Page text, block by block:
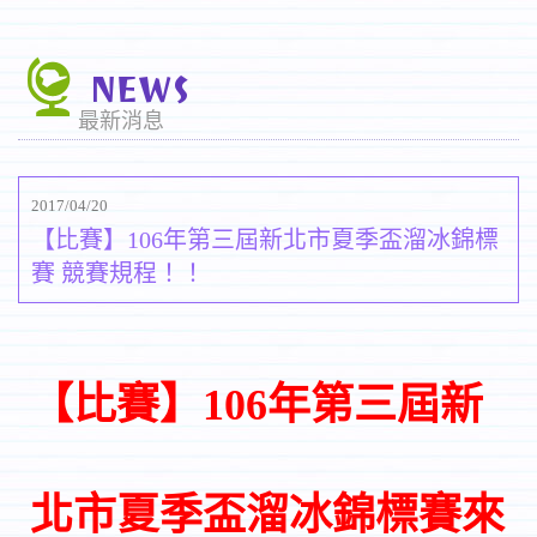
NEWS
最新消息
2017/04/20
【比賽】106年第三屆新北市夏季盃溜冰錦標
賽 競賽規程！！
【比賽】106年第三屆新
北市夏季盃溜冰錦標賽來